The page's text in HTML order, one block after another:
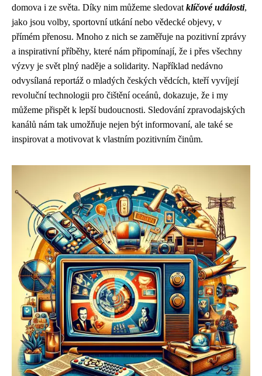
domova i ze světa. Díky nim můžeme sledovat klíčové události,
jako jsou volby, sportovní utkání nebo vědecké objevy, v
přímém přenosu. Mnoho z nich se zaměřuje na pozitivní zprávy
a inspirativní příběhy, které nám připomínají, že i přes všechny
výzvy je svět plný naděje a solidarity. Například nedávno
odvysílaná reportáž o mladých českých vědcích, kteří vyvíjejí
revoluční technologii pro čištění oceánů, dokazuje, že i my
můžeme přispět k lepší budoucnosti. Sledování zpravodajských
kanálů nám tak umožňuje nejen být informovaní, ale také se
inspirovat a motivovat k vlastním pozitivním činům.